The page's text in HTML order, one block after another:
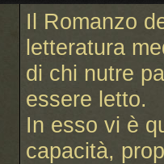
Il Romanzo
letteratura
di chi nutre
essere letto.
In esso vi è
capacità,